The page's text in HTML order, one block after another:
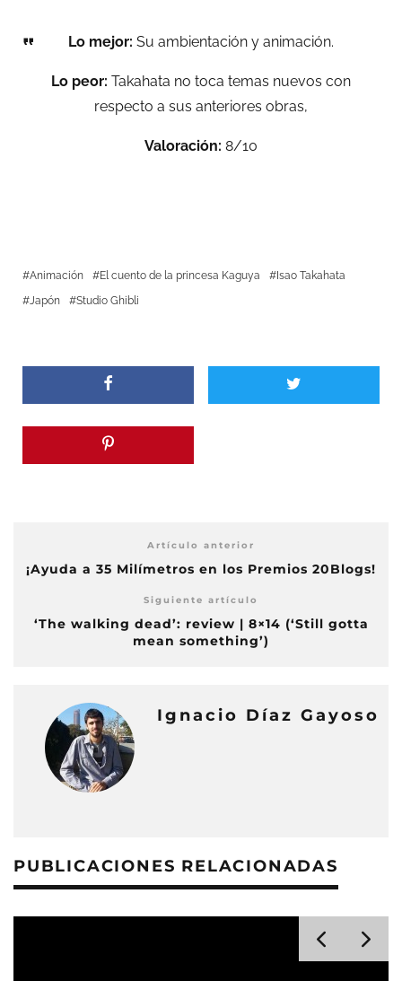
Lo mejor: Su ambientación y animación.
Lo peor: Takahata no toca temas nuevos con
respecto a sus anteriores obras,
Valoración: 8/10
Animación El cuento de la princesa Kaguya
Isao Takahata
Japón
Studio Ghibli
Artículo anterior
¡Ayuda a 35 Milímetros en los Premios 20Blogs!
Siguiente artículo
‘The walking dead’: review | 8×14 (‘Still gotta
mean something’)
Ignacio Díaz Gayoso
PUBLICACIONES RELACIONADAS